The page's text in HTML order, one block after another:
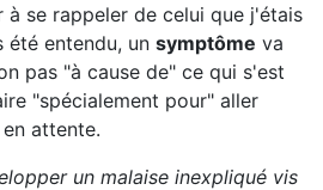
se rappeler de celui que j'étais
été entendu, un symptôme va
pas "à cause de" ce qui s'est
"spécialement pour" aller
attente.
un malaise inexpliqué vis